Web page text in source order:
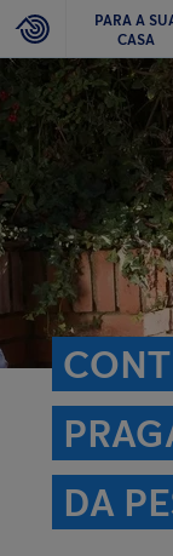
PARA A
CASA
DA